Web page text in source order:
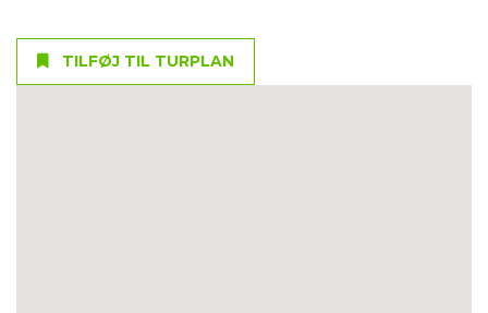
TILFØJ TIL TURPLAN